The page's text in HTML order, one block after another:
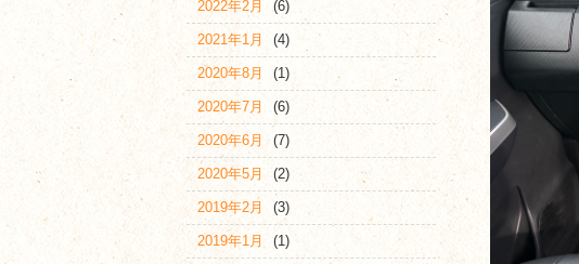
2022年2月 (6)
2021年1月 (4)
2020年8月 (1)
2020年7月 (6)
2020年6月 (7)
2020年5月 (2)
2019年2月 (3)
2019年1月 (1)